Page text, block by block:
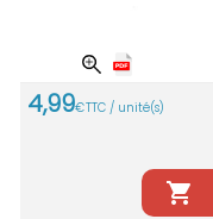
4,99€TTC / unité(s)